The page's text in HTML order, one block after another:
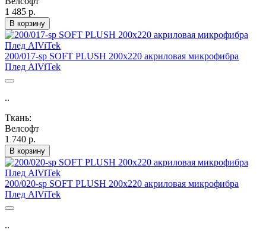
1 485 р.
В корзину
200/017-sp SOFT PLUSH 200х220 акриловая микрофибра
Плед AlViTek
..
Ткань:
Велсофт
1 740 р.
В корзину
200/020-sp SOFT PLUSH 200х220 акриловая микрофибра
Плед AlViTek
..